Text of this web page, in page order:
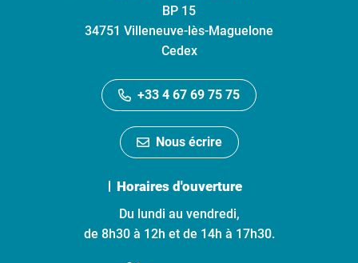
BP 15
34751 Villeneuve-lès-Maguelone
Cedex
+33 4 67 69 75 75
Nous écrire
Horaires d'ouverture
Du lundi au vendredi,
de 8h30 à 12h et de 14h à 17h30.